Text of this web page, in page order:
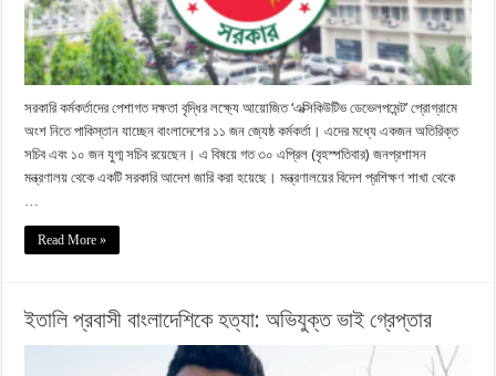
সরকারি কর্মকর্তাদের পেশাগত দক্ষতা বৃদ্ধির লক্ষ্যে আয়োজিত ‘এক্সিকিউটিভ ডেভেলপমেন্ট’ প্রোগ্রামে
অংশ নিতে পাকিস্তান যাচ্ছেন বাংলাদেশের ১১ জন জ্যেষ্ঠ কর্মকর্তা। এদের মধ্যে একজন অতিরিক্ত
সচিব এবং ১০ জন যুগ্ম সচিব রয়েছেন। এ বিষয়ে গত ৩০ এপ্রিল (বৃহস্পতিবার) জনপ্রশাসন
মন্ত্রণালয় থেকে একটি সরকারি আদেশ জারি করা হয়েছে। মন্ত্রণালয়ের বিদেশ প্রশিক্ষণ শাখা থেকে
Read More »
ইতালি প্রবাসী বাংলাদেশিকে হত্যা: অভিযুক্ত ভাই গ্রেপ্তার